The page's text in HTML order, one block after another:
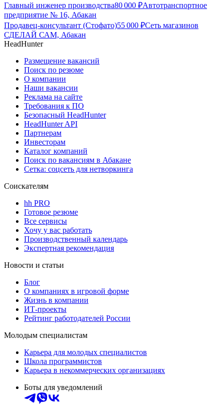
Главный инженер производства80 000 ₽Автотранспортное
предприятие № 16, Абакан
Продавец-консультант (Стофато)55 000 ₽Сеть магазинов
СДЕЛАЙ САМ, Абакан
HeadHunter
Размещение вакансий
Поиск по резюме
О компании
Наши вакансии
Реклама на сайте
Требования к ПО
Безопасный HeadHunter
HeadHunter API
Партнерам
Инвесторам
Каталог компаний
Поиск по вакансиям в Абакане
Сетка: соцсеть для нетворкинга
Соискателям
hh PRO
Готовое резюме
Все сервисы
Хочу у вас работать
Производственный календарь
Экспертная рекомендация
Новости и статьи
Блог
О компаниях в игровой форме
Жизнь в компании
ИТ-проекты
Рейтинг работодателей России
Молодым специалистам
Карьера для молодых специалистов
Школа программистов
Карьера в некоммерческих организациях
Боты для уведомлений